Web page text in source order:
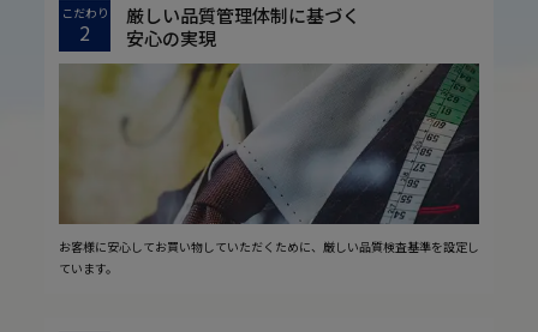
こだわり
2
厳しい品質管理体制に基づく
安心の実現
お客様に安心してお買い物していただくために、厳しい品質検査基準を設定し
ています。